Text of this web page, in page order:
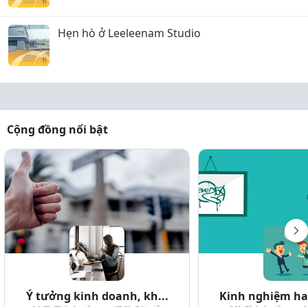
Hẹn hò ở Leeleenam Studio
Cộng đồng nổi bật
Ý tưởng kinh doanh, kh... Kinh nghiệm